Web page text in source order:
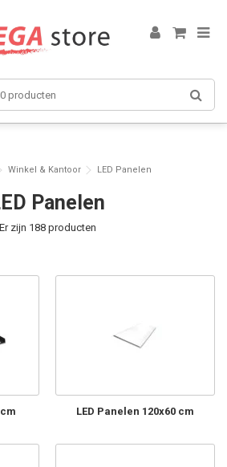
Winkel & Kantoor LED Panelen
Panelen
Er zijn 188 producten
LED Panelen 120x60 cm